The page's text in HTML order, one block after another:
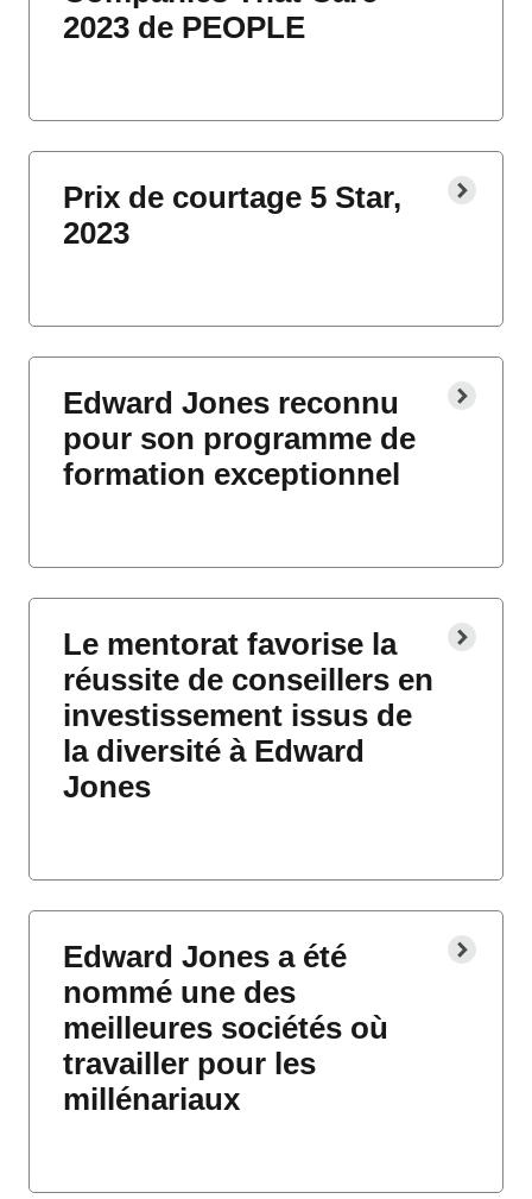
2023 de PEOPLE
Prix de courtage 5 Star,
2023
Edward Jones reconnu
pour son programme de
formation exceptionnel
Le mentorat favorise la
réussite de conseillers en
investissement issus de
la diversité à Edward
Jones
Edward Jones a été
nommé une des
meilleures sociétés où
travailler pour les
millénariaux